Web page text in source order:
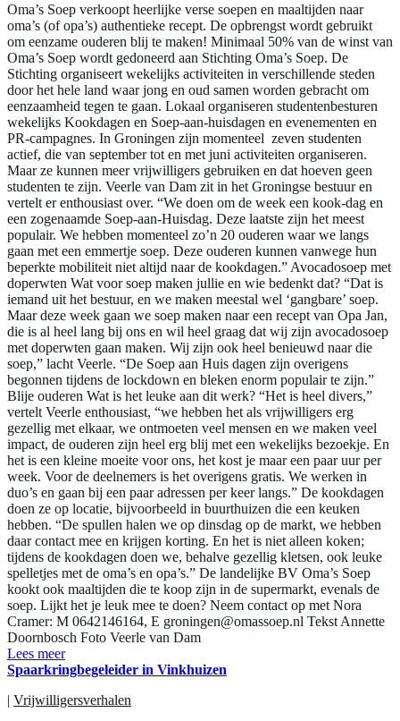
Oma’s Soep verkoopt heerlijke verse soepen en maaltijden naar
oma’s (of opa’s) authentieke recept. De opbrengst wordt gebruikt
om eenzame ouderen blij te maken! Minimaal 50% van de winst van
Oma’s Soep wordt gedoneerd aan Stichting Oma’s Soep. De
Stichting organiseert wekelijks activiteiten in verschillende steden
door het hele land waar jong en oud samen worden gebracht om
eenzaamheid tegen te gaan. Lokaal organiseren studentenbesturen
wekelijks Kookdagen en Soep-aan-huisdagen en evenementen en
PR-campagnes. In Groningen zijn momenteel zeven studenten
actief, die van september tot en met juni activiteiten organiseren.
Maar ze kunnen meer vrijwilligers gebruiken en dat hoeven geen
studenten te zijn. Veerle van Dam zit in het Groningse bestuur en
vertelt er enthousiast over. “We doen om de week een kook-dag en
een zogenaamde Soep-aan-Huisdag. Deze laatste zijn het meest
populair. We hebben momenteel zo’n 20 ouderen waar we langs
gaan met een emmertje soep. Deze ouderen kunnen vanwege hun
beperkte mobiliteit niet altijd naar de kookdagen.” Avocadosoep met
doperwten Wat voor soep maken jullie en wie bedenkt dat? “Dat is
iemand uit het bestuur, en we maken meestal wel ‘gangbare’ soep.
Maar deze week gaan we soep maken naar een recept van Opa Jan,
die is al heel lang bij ons en wil heel graag dat wij zijn avocadosoep
met doperwten gaan maken. Wij zijn ook heel benieuwd naar die
soep,” lacht Veerle. “De Soep aan Huis dagen zijn overigens
begonnen tijdens de lockdown en bleken enorm populair te zijn.”
Blije ouderen Wat is het leuke aan dit werk? “Het is heel divers,”
vertelt Veerle enthousiast, “we hebben het als vrijwilligers erg
gezellig met elkaar, we ontmoeten veel mensen en we maken veel
impact, de ouderen zijn heel erg blij met een wekelijks bezoekje. En
het is een kleine moeite voor ons, het kost je maar een paar uur per
week. Voor de deelnemers is het overigens gratis. We werken in
duo’s en gaan bij een paar adressen per keer langs.” De kookdagen
doen ze op locatie, bijvoorbeeld in buurthuizen die een keuken
hebben. “De spullen halen we op dinsdag op de markt, we hebben
daar contact mee en krijgen korting. En het is niet alleen koken;
tijdens de kookdagen doen we, behalve gezellig kletsen, ook leuke
spelletjes met de oma’s en opa’s.” De landelijke BV Oma’s Soep
kookt ook maaltijden die te koop zijn in de supermarkt, evenals de
soep. Lijkt het je leuk mee te doen? Neem contact op met Nora
Cramer: M 0642146164, E groningen@omassoep.nl Tekst Annette
Doornbosch Foto Veerle van Dam
Lees meer
Spaarkringbegeleider in Vinkhuizen
| Vrijwilligersverhalen